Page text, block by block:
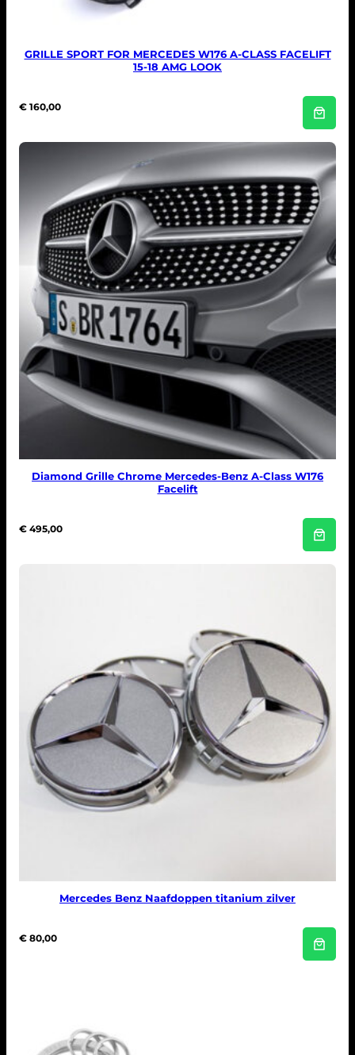
GRILLE SPORT FOR MERCEDES W176 A-CLASS FACELIFT
15-18 AMG LOOK
€ 160,00
Diamond Grille Chrome Mercedes-Benz A-Class W176
Facelift
€ 495,00
Mercedes Benz Naafdoppen titanium zilver
€ 80,00